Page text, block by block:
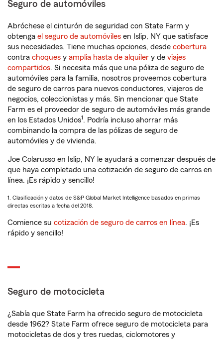
Seguro de automóviles
Abróchese el cinturón de seguridad con State Farm y
obtenga el seguro de automóviles en Islip, NY que satisface
sus necesidades. Tiene muchas opciones, desde cobertura
contra choques y amplia hasta de alquiler y de viajes
compartidos. Si necesita más que una póliza de seguro de
automóviles para la familia, nosotros proveemos cobertura
de seguro de carros para nuevos conductores, viajeros de
negocios, coleccionistas y más. Sin mencionar que State
Farm es el proveedor de seguro de automóviles más grande
en los Estados Unidos1. Podría incluso ahorrar más
combinando la compra de las pólizas de seguro de
automóviles y de vivienda.
Joe Colarusso en Islip, NY le ayudará a comenzar después de
que haya completado una cotización de seguro de carros en
línea. ¡Es rápido y sencillo!
1. Clasificación y datos de S&P Global Market Intelligence basados en primas
directas escritas a fecha del 2018.
Comience su cotización de seguro de carros en línea. ¡Es
rápido y sencillo!
Seguro de motocicleta
¿Sabía que State Farm ha ofrecido seguro de motocicleta
desde 1962? State Farm ofrece seguro de motocicleta para
motocicletas de dos y tres ruedas, ciclomotores y